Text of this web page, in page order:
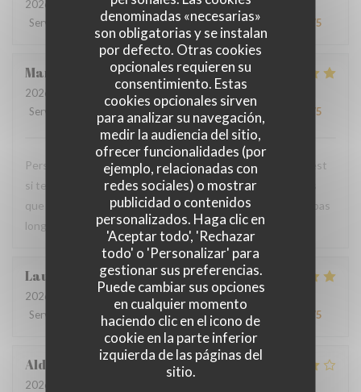
denominadas «necesarias»
son obligatorias y se instalan
por defecto. Otras cookies
opcionales requieren su
consentimiento. Estas
cookies opcionales sirven
para analizar su navegación,
medir la audiencia del sitio,
ofrecer funcionalidades (por
ejemplo, relacionadas con
redes sociales) o mostrar
publicidad o contenidos
personalizados. Haga clic en
'Aceptar todo', 'Rechazar
todo' o 'Personalizar' para
gestionar sus preferencias.
Puede cambiar sus opciones
en cualquier momento
haciendo clic en el icono de
cookie en la parte inferior
izquierda de las páginas del
sitio.
2026-07-24
- 19:00 - Invitados 4
Servicio
Ambiente: 4/5 Menú:5/5 Calidad / Precio /5
Mandy
2026-07-18
- 20:00 - Invitados 2
Servicio
5/5 Calidad / Precio /5
Personnel très agréable et à l'écoute du client. La viande est
si tendre et tous les accompagnements sont exquis ! Plus
que ravis de votre restaurant et nous y reviendrons dans pas
longtemps.
Laurence M
2026-07-20
- 19:30 - Invitados 4
Servicio
Ambiente /5 Menú 5 /5 Calidad / Precio /5
Aldo
2026-07-18